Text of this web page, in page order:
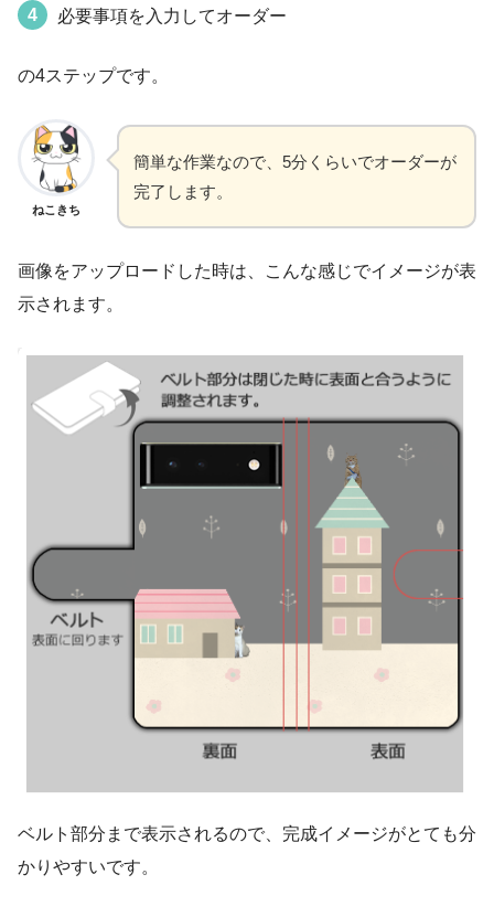
必要事項を入力してオーダー
の4ステップです。
ねこきち
簡単な作業なので、5分くらいでオーダーが
完了します。
画像をアップロードした時は、こんな感じでイメージが表
示されます。
ベルト部分まで表示されるので、完成イメージがとても分
かりやすいです。